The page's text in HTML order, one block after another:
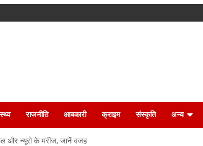
राजनीति आबकारी क्राइम संस्कृति अन्य
और न्यूरो के मरीज, जानें वजह